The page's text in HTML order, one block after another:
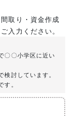
取り・資金作成
入力ください。
〇〇小学区に近い
討しています。
。